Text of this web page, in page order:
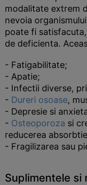
modalitate extrem
nevoia
poate fi
de deficienta.
- Fatigabilitate;
- Apatie;
- Infectii diverse,
- Dureri osoase,
- Depresie si
- Osteoporoza si
reducerea
- Fragilizarea sau
Suplimentele si